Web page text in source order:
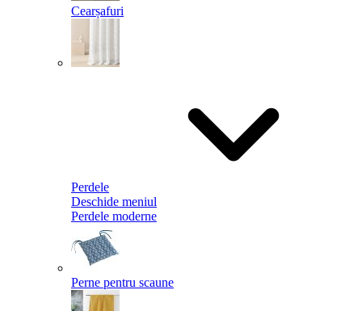
Cearșafuri
Perdele
Deschide meniul
Perdele moderne
Perne pentru scaune